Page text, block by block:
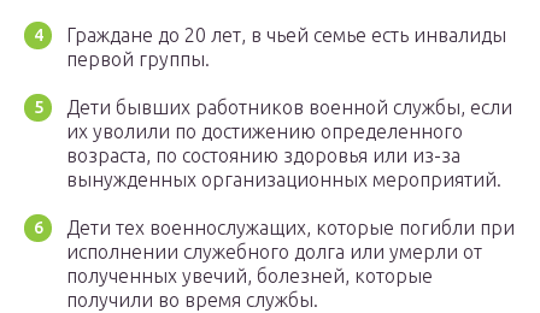
Граждане до 20 лет, в чьей семье есть инвалиды
первой группы.
Дети бывших работников военной службы, если
их уволили по достижению определенного
возраста, по состоянию здоровья или из-за
вынужденных организационных мероприятий.
Дети тех военнослужащих, которые погибли при
исполнении служебного долга или умерли от
полученных увечий, болезней, которые
получили во время службы.